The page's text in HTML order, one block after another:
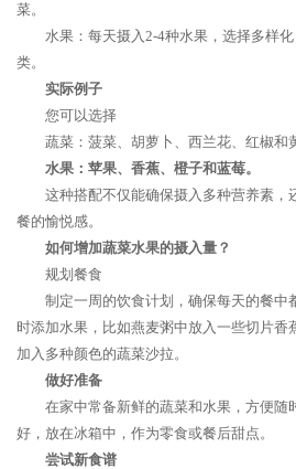
菜。
水果：每天摄入2-4种水果，选择多样
类。
实际例子
您可以选择
蔬菜：菠菜、胡萝卜、西兰花、红椒和
水果：苹果、香蕉、橙子和蓝莓。
这种搭配不仅能确保摄入多种营养素，
餐的愉悦感。
如何增加蔬菜水果的摄入量？
规划餐食
制定一周的饮食计划，确保每天的餐中
时添加水果，比如燕麦粥中放入一些切片香
加入多种颜色的蔬菜沙拉。
做好准备
在家中常备新鲜的蔬菜和水果，方便随
好，放在冰箱中，作为零食或餐后甜点。
尝试新食谱